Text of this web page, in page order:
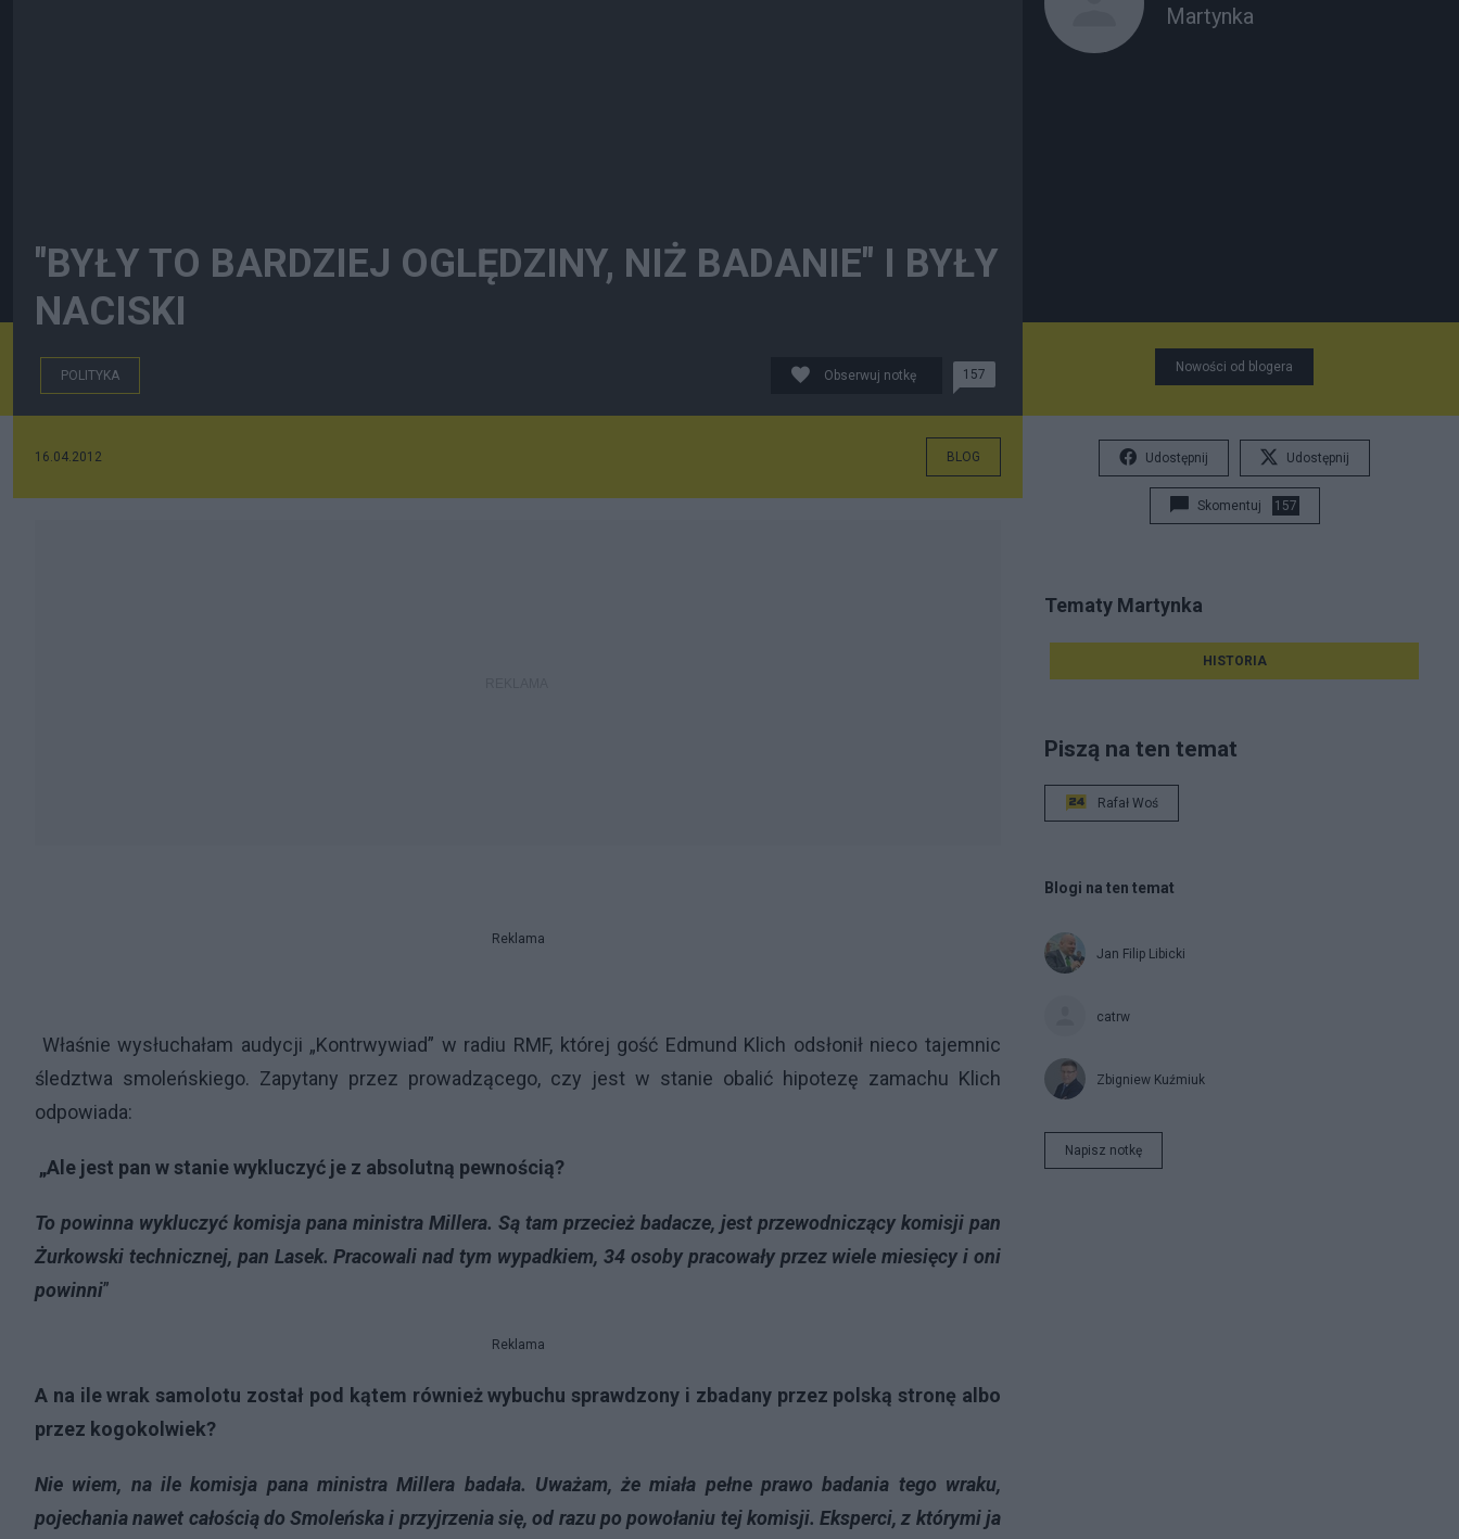
"BYŁY TO BARDZIEJ OGLĘDZINY, NIŻ BADANIE" I BYŁY
NACISKI
POLITYKA Obserwuj notkę 157
16.04.2012 BLOG
Reklama
Właśnie wysłuchałam audycji „Kontrwywiad” w radiu RMF, której gość Edmund Klich odsłonił nieco tajemnic
śledztwa smoleńskiego. Zapytany przez prowadzącego, czy jest w stanie obalić hipotezę zamachu Klich
odpowiada:
„Ale jest pan w stanie wykluczyć je z absolutną pewnością?
To powinna wykluczyć komisja pana ministra Millera. Są tam przecież badacze, jest przewodniczący komisji pan
Żurkowski technicznej, pan Lasek. Pracowali nad tym wypadkiem, 34 osoby pracowały przez wiele miesięcy i oni
powinni”
Reklama
A na ile wrak samolotu został pod kątem również wybuchu sprawdzony i zbadany przez polską stronę albo
przez kogokolwiek?
Nie wiem, na ile komisja pana ministra Millera badała. Uważam, że miała pełne prawo badania tego wraku,
pojechania nawet całością do Smoleńska i przyjrzenia się, od razu po powołaniu tej komisji. Eksperci, z którymi ja
Martynka
Nowości od blogera
Udostępnij Udostępnij
Skomentuj 157
Tematy Martynka
HISTORIA
Piszą na ten temat
Rafał Woś
Blogi na ten temat
Jan Filip Libicki
catrw
Zbigniew Kuźmiuk
Napisz notkę